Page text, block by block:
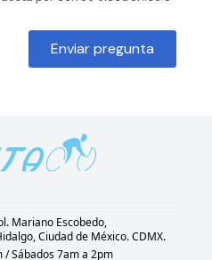
Enviar pregunta
Mariano Escobedo,
Ciudad de México. CDMX.
/ Sábados 7am a 2pm